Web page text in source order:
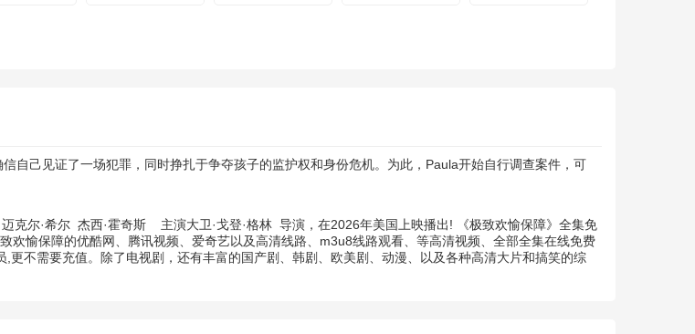
自己见证了一场犯罪，同时挣扎于争夺孩子的监护权和身份危机。为此，Paula开始自行调查案件，可
克尔·希尔 杰西·霍奇斯 主演大卫·戈登·格林 导演，在2026年美国上映播出! 《极致欢愉保障》全集免
欢愉保障的优酷网、腾讯视频、爱奇艺以及高清线路、m3u8线路观看、等高清视频、全部全集在线免费
不需要充值。除了电视剧，还有丰富的国产剧、韩剧、欧美剧、动漫、以及各种高清大片和搞笑的综